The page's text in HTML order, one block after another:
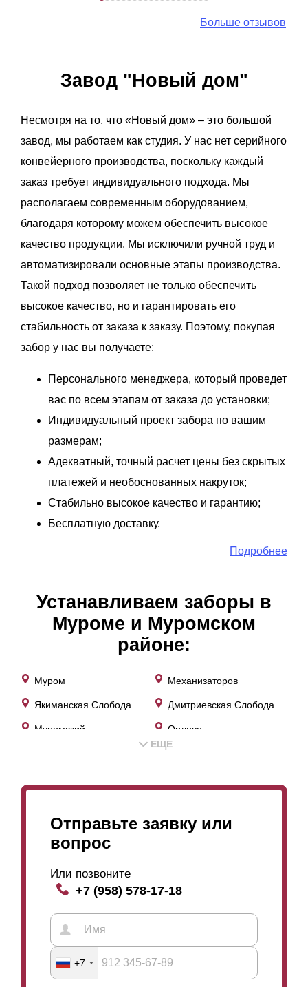
Больше отзывов
Завод "Новый дом"
Несмотря на то, что «Новый дом» – это большой
завод, мы работаем как студия. У нас нет серийного
конвейерного производства, поскольку каждый
заказ требует индивидуального подхода. Мы
располагаем современным оборудованием,
благодаря которому можем обеспечить высокое
качество продукции. Мы исключили ручной труд и
автоматизировали основные этапы производства.
Такой подход позволяет не только обеспечить
высокое качество, но и гарантировать его
стабильность от заказа к заказу. Поэтому, покупая
забор у нас вы получаете:
Персонального менеджера, который проведет
вас по всем этапам от заказа до установки;
Индивидуальный проект забора по вашим
размерам;
Адекватный, точный расчет цены без скрытых
платежей и необоснованных накруток;
Стабильно высокое качество и гарантию;
Бесплатную доставку.
Подробнее
Устанавливаем заборы в
Муроме и Муромском
районе:
Муром Механизаторов
Якиманская Слобода Дмитриевская Слобода
Муромский Орлово
ЕЩЕ
Отправьте заявку или
вопрос
Или позвоните
+7 (958) 578-17-18
+7